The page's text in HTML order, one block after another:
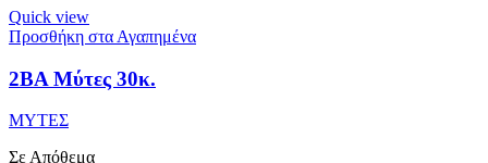
Quick view
Προσθήκη στα Αγαπημένα
2BA Μύτες 30κ.
ΜΥΤΕΣ
Σε Απόθεμα